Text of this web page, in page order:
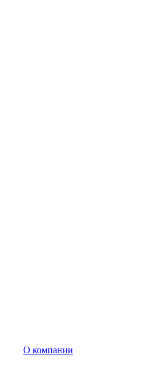
О компании